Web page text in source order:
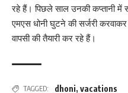
रहे हैं। पिछले साल उनकी कप्तानी में
एमएस धोनी घुटने की सर्जरी
वापसी की तैयारी कर रहे हैं।
TAGGED: dhoni, vacations